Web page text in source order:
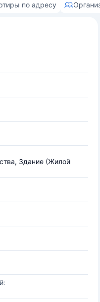
по адресу
Здание (Жилой